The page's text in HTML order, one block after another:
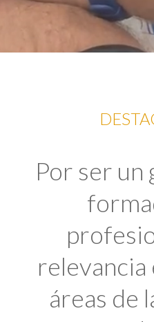
Por ser un
relevancia
áreas de